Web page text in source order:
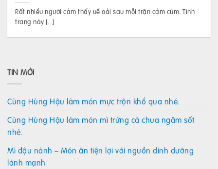
TIN MỚI
Cùng Hùng Hậu làm món mực trộn khổ qua nhé.
Cùng Hùng Hậu làm món mì trứng cà chua ngâm sốt
nhé.
Mì đậu nành – Món ăn tiện lợi với nguồn dinh dưỡng
lành mạnh
Rất nhiều người cảm thấy uể oải sau mỗi trận cảm cúm. Tình
trạng này [...]